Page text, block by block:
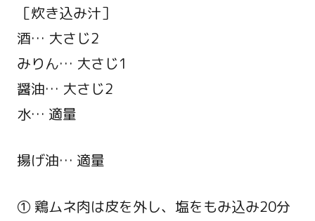
［炊き込み汁］
酒… 大さじ2
みりん… 大さじ1
醤油… 大さじ2
水… 適量
揚げ油… 適量
① 鶏ムネ肉は皮を外し、塩をもみ込み20分